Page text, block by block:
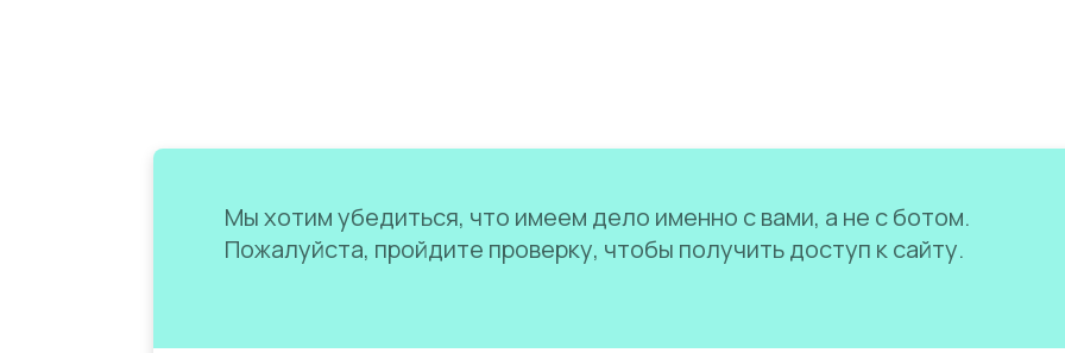
Мы хотим убедиться, что имеем дело именно с вами, а не с ботом.
Пожалуйста, пройдите проверку, чтобы получить доступ к сайту.